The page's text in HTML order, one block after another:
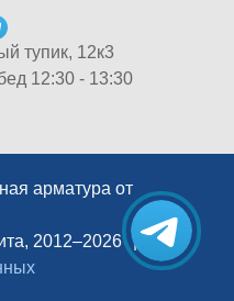
тупик, 12к3
12:30 - 13:30
арматура от
2012–2026 |